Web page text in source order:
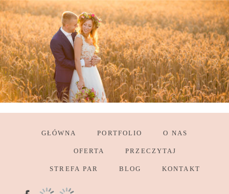
GŁÓWNA PORTFOLIO O NAS
OFERTA PRZECZYTAJ
STREFA PAR BLOG KONTAKT